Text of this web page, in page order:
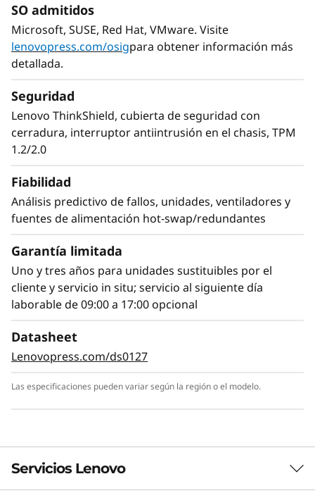
V2 hacer frente al inmenso crecimiento de los
datos en los pujantes entornos de TI, en
especial en casos de uso de oficinas remotas y
uso perimetral. El soporte de hasta 16
total de 32 unidades de 2,5 pulgadas permite
una rápida ingestión de datos para abordar la
explosión de dispositivos del Internet de las
SO admitidos
Microsoft, SUSE, Red Hat, VMware. Visite
lenovopress.com/osigpara obtener información más
detallada.
Seguridad
Lenovo ThinkShield, cubierta de seguridad con
cerradura, interruptor antiintrusión en el chasis, TPM
1.2/2.0
Fiabilidad
Análisis predictivo de fallos, unidades, ventiladores y
fuentes de alimentación hot-swap/redundantes
Garantía limitada
Uno y tres años para unidades sustituibles por el
cliente y servicio in situ; servicio al siguiente día
laborable de 09:00 a 17:00 opcional
Datasheet
Lenovopress.com/ds0127
Las especificaciones pueden variar según la región o el modelo.
Servicios Lenovo